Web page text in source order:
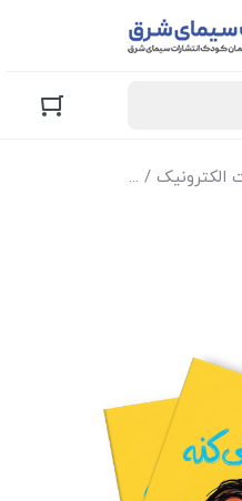
الکترونیک / نسخه الکترونیک